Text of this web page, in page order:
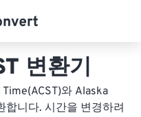
변환기
와 Alaska
합니다. 시간을 변경하려